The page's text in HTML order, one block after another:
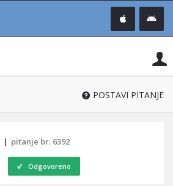
®
POSTAVI PITANJE
| pitanje br. 6392
Odgovoreno